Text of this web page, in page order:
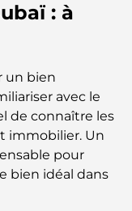
: un guide
adresses
expansion
championnat à
: le luxe au
: à
un bien
avec le
de connaître les
immobilier. Un
pour
bien idéal dans